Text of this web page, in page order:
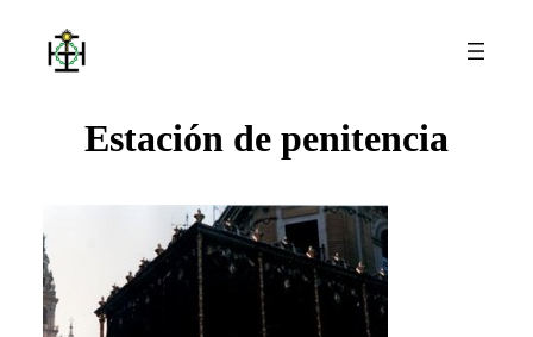
Estación de penitencia